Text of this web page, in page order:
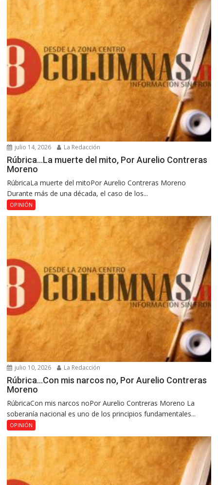
julio 14, 2026 La Redacción
Rúbrica…La muerte del mito, Por Aurelio Contreras
Moreno
RúbricaLa muerte del mitoPor Aurelio Contreras Moreno
Durante más de una década, el caso de los...
OPINIÓN
julio 10, 2026 La Redacción
Rúbrica…Con mis narcos no, Por Aurelio Contreras
Moreno
RúbricaCon mis narcos noPor Aurelio Contreras Moreno La
soberanía nacional es uno de los principios fundamentales...
OPINIÓN